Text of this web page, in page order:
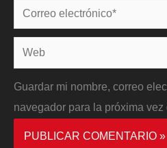
Correo
electrónico*
Web
Guardar mi nombre, correo
navegador para la próxima